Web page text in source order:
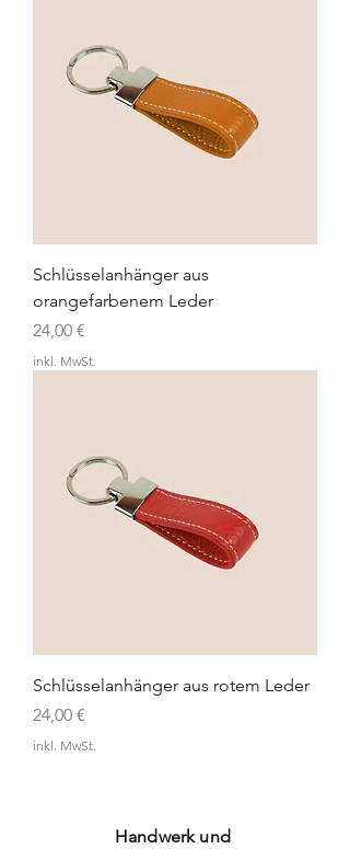
Schlüsselanhänger aus
orangefarbenem Leder
Preis
24,00 €
inkl. MwSt.
Schlüsselanhänger aus rotem Leder
Preis
24,00 €
inkl. MwSt.
Handwerk und